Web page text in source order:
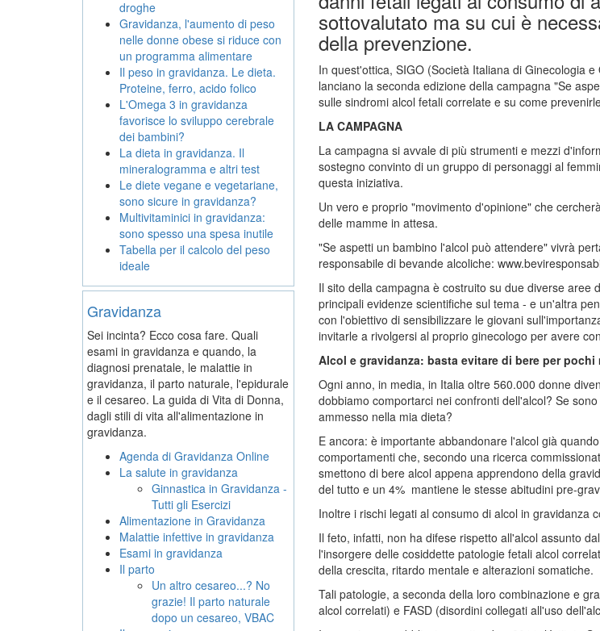
sottovalutato ma su cui è
della prevenzione.
In quest'ottica, SIGO (Società Italiana di Ginecologia
lanciano la seconda edizione della campagna "Se
sulle sindromi alcol fetali correlate e su come
LA CAMPAGNA
La campagna si avvale di più strumenti e mezzi
sostegno convinto di un gruppo di personaggi al
questa iniziativa.
Un vero e proprio "movimento d'opinione" che
delle mamme in attesa.
"Se aspetti un bambino l'alcol può attendere" vivrà
responsabile di bevande alcoliche:
Il sito della campagna è costruito su due diverse
principali evidenze scientifiche sul tema - e un'altra
con l'obiettivo di sensibilizzare le giovani
invitarle a rivolgersi al proprio ginecologo per avere
Alcol e gravidanza: basta evitare di bere per
Ogni anno, in media, in Italia oltre 560.000 donne
dobbiamo comportarci nei confronti dell'alcol? Se
ammesso nella mia dieta?
E ancora: è importante abbandonare l'alcol già
comportamenti che, secondo una ricerca
smettono di bere alcol appena apprendono della
del tutto e un 4% mantiene le stesse abitudini pre-
Inoltre i rischi legati al consumo di alcol in gravidanza
Il feto, infatti, non ha difese rispetto all'alcol assunto
l'insorgere delle cosiddette patologie fetali alcol
della crescita, ritardo mentale e alterazioni somatiche.
Tali patologie, a seconda della loro combinazione e
alcol correlati) e FASD (disordini collegati all'uso
droghe
Gravidanza, l'aumento di peso
nelle donne obese si riduce con
un programma alimentare
Il peso in gravidanza. Le dieta.
Proteine, ferro, acido folico
L'Omega 3 in gravidanza
favorisce lo sviluppo cerebrale
dei bambini?
La dieta in gravidanza. Il
mineralogramma e altri test
Le diete vegane e vegetariane,
sono sicure in gravidanza?
Multivitaminici in gravidanza:
sono spesso una spesa inutile
Tabella per il calcolo del peso
ideale
Gravidanza
Sei incinta? Ecco cosa fare. Quali
esami in gravidanza e quando, la
diagnosi prenatale, le malattie in
gravidanza, il parto naturale, l'epidurale
e il cesareo. La guida di Vita di Donna,
dagli stili di vita all'alimentazione in
gravidanza.
Agenda di Gravidanza Online
La salute in gravidanza
Ginnastica in Gravidanza -
Tutti gli Esercizi
Alimentazione in Gravidanza
Malattie infettive in gravidanza
Esami in gravidanza
Il parto
Un altro cesareo...? No
grazie! Il parto naturale
dopo un cesareo, VBAC